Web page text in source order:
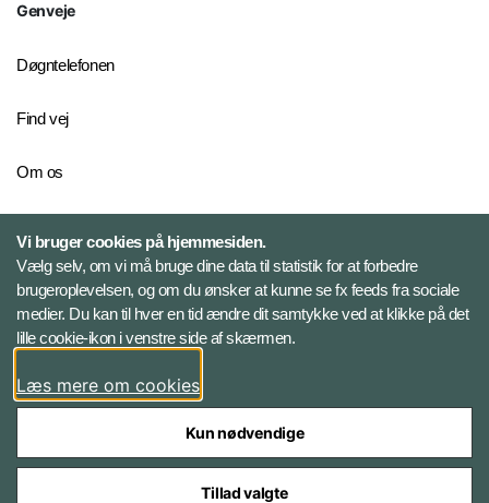
Genveje
Døgntelefonen
Find vej
Om os
Følg Veterancentret
Facebook
Vi bruger cookies på hjemmesiden.
Vælg selv, om vi må bruge dine data til statistik for at forbedre
brugeroplevelsen, og om du ønsker at kunne se fx feeds fra sociale
medier. Du kan til hver en tid ændre dit samtykke ved at klikke på det
lille cookie-ikon i venstre side af skærmen.
Læs mere om cookies
Kun nødvendige
Tillad valgte